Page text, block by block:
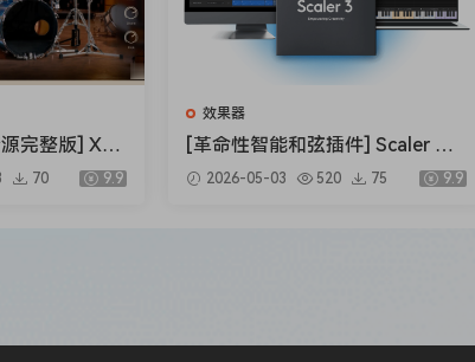
完整版] XLN
2 Comp
ONLY-R2R
70 9.9
效果器
[革命性智能和弦插件] Scaler Mu
sic Scaler 3 v3.2.2 Regged-HCi
SO [MacOSX]（1.45GB）
2026-05-03 520 75 9.9